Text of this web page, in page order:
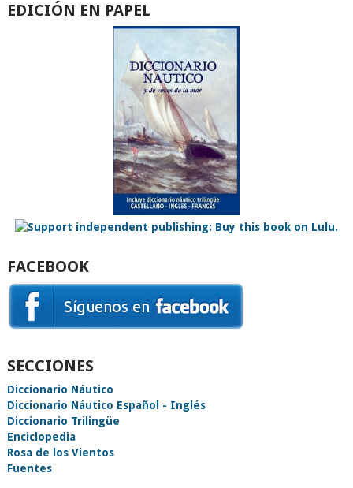
EDICIÓN EN PAPEL
FACEBOOK
SECCIONES
Diccionario Náutico
Diccionario Náutico Español - Inglés
Diccionario Trilingüe
Enciclopedia
Rosa de los Vientos
Fuentes